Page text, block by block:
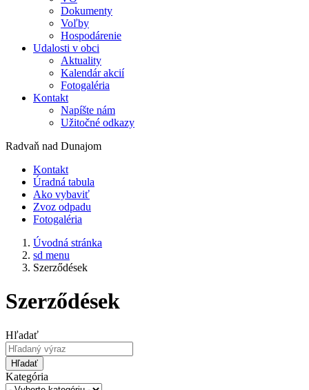
Dokumenty
Voľby
Hospodárenie
Udalosti v obci
Aktuality
Kalendár akcií
Fotogaléria
Kontakt
Napíšte nám
Užitočné odkazy
Radvaň nad Dunajom
Kontakt
Úradná tabula
Ako vybaviť
Zvoz odpadu
Fotogaléria
Úvodná stránka
sd menu
Szerződések
Szerződések
Hľadať
Hľadať
Kategória